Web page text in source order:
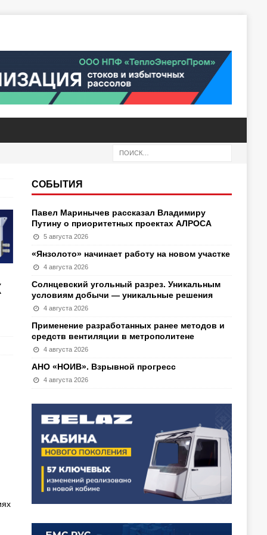
СОБЫТИЯ
Павел Маринычев рассказал Владимиру
Путину о приоритетных проектах АЛРОСА
5 августа 2026
«Янзолото» начинает работу на новом участке
4 августа 2026
Солнцевский угольный разрез. Уникальным
условиям добычи — уникальные решения
4 августа 2026
Применение разработанных ранее методов и
средств вентиляции в метрополитене
4 августа 2026
АНО «НОИВ». Взрывной прогресс
4 августа 2026